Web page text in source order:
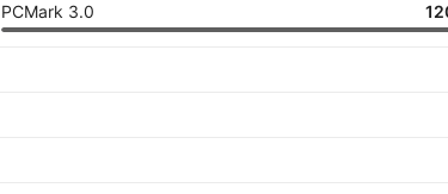
PCMark 3.0